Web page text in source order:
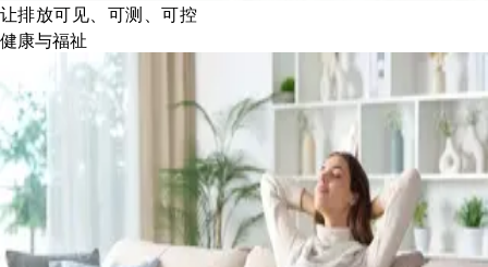
让排放可见、可测、可控
健康与福祉